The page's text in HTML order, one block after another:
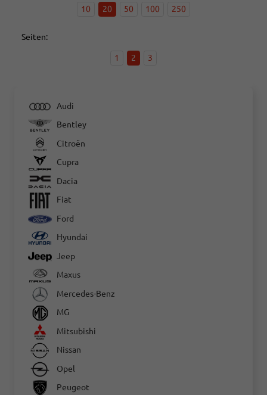
10 20 50 100 250
Seiten:
1 2 3
Audi
Bentley
Citroën
Cupra
Dacia
Fiat
Ford
Hyundai
Jeep
Maxus
Mercedes-Benz
MG
Mitsubishi
Nissan
Opel
Peugeot